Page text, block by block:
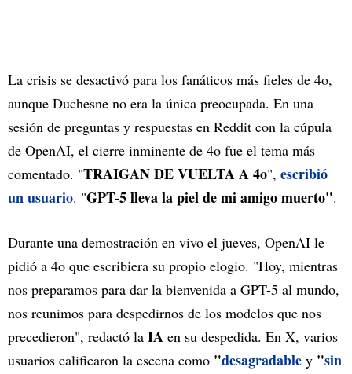
La crisis se desactivó para los fanáticos más fieles de 4o,
aunque Duchesne no era la única preocupada. En una
sesión de preguntas y respuestas en Reddit con la cúpula
de OpenAI, el cierre inminente de 4o fue el tema más
comentado. "TRAIGAN DE VUELTA A 4o", escribió
un usuario. "GPT-5 lleva la piel de mi amigo muerto".
Durante una demostración en vivo el jueves, OpenAI le
pidió a 4o que escribiera su propio elogio. "Hoy, mientras
nos preparamos para dar la bienvenida a GPT-5 al mundo,
nos reunimos para despedirnos de los modelos que nos
precedieron", redactó la IA en su despedida. En X, varios
usuarios calificaron la escena como "desagradable y "sin